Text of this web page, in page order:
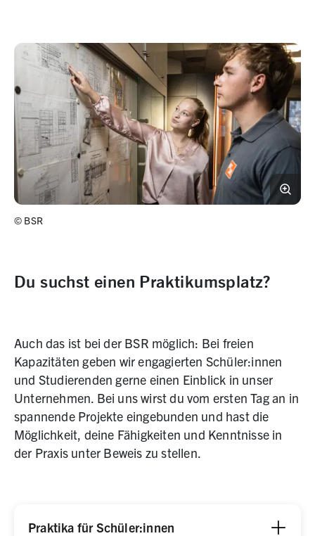
© BSR
Du suchst einen Praktikumsplatz?
Auch das ist bei der BSR möglich: Bei freien
Kapazitäten geben wir engagierten Schüler:innen
und Studierenden gerne einen Einblick in unser
Unternehmen. Bei uns wirst du vom ersten Tag an in
spannende Projekte eingebunden und hast die
Möglichkeit, deine Fähigkeiten und Kenntnisse in
der Praxis unter Beweis zu stellen.
Praktika für Schüler:innen